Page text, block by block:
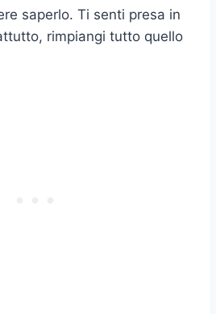
saperlo. Ti senti presa in
rimpiangi tutto quello